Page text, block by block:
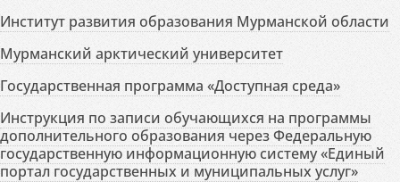
Институт развития образования Мурманской области
Мурманский арктический университет
Государственная программа «Доступная среда»
Инструкция по записи обучающихся на программы
дополнительного образования через Федеральную
государственную информационную систему «Единый
портал государственных и муниципальных услуг»